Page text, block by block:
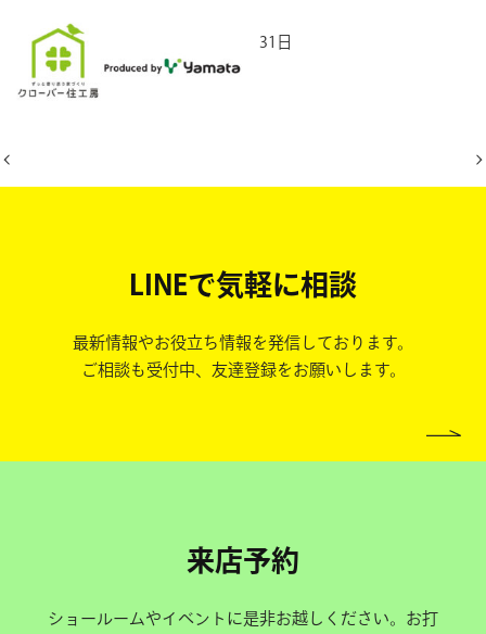
2025年7月31日
LINEで気軽に相談
最新情報やお役立ち情報を発信しております。
ご相談も受付中、友達登録をお願いします。
来店予約
ショールームやイベントに是非お越しください。お打